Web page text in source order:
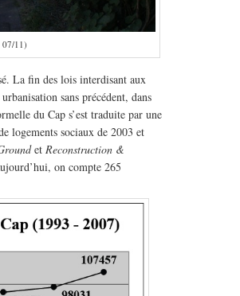
07/11)
La fin des lois interdisant aux
sans précédent, dans
du Cap s’est traduite par une
logements sociaux de 2003 et
et Reconstruction &
on compte 265